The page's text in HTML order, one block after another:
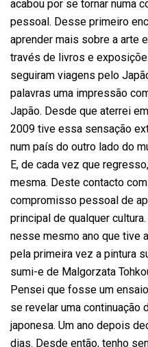
acabou por se tornar numa
pessoal. Desse primeiro
aprender mais sobre a arte
través de livros e
seguiram viagens pelo
palavras uma impressão
Japão. Desde que aterrei
2009 tive essa sensação
num país do outro lado do
E, de cada vez que
mesma. Deste contacto
compromisso pessoal de
principal de qualquer
nesse mesmo ano que tive
pela primeira vez a pintura
sumi-e de Malgorzata
Pensei que fosse um
se revelar uma continuação
japonesa. Um ano depois
dias. Desde então, tenho